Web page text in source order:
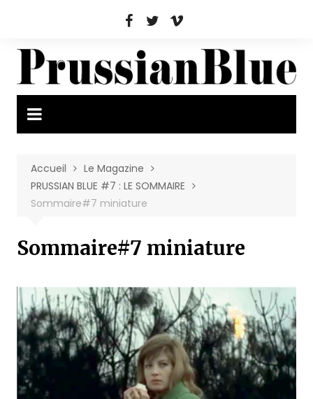
Accueil
Le Magazine
PRUSSIAN BLUE #7 : LE SOMMAIRE
Sommaire#7 miniature
Sommaire#7 miniature